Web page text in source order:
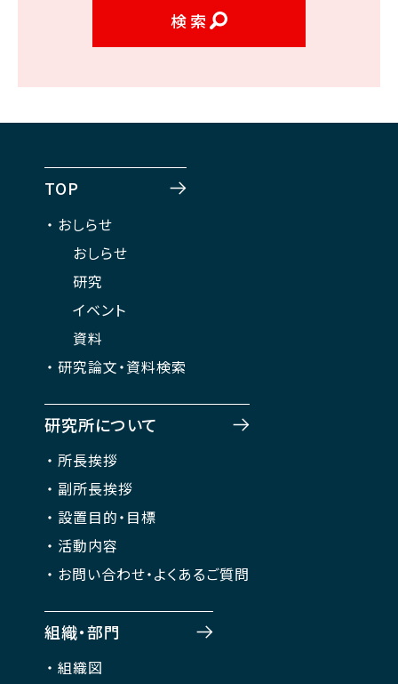
検索
TOP
おしらせ
おしらせ
研究
イベント
資料
研究論文・資料検索
研究所について
所長挨拶
副所長挨拶
設置目的・目標
活動内容
お問い合わせ・よくあるご質問
組織・部門
組織図